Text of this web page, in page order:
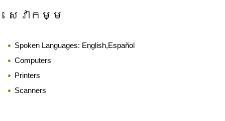
សេវាកម្ម
Spoken Languages: English,Español
Computers
Printers
Scanners